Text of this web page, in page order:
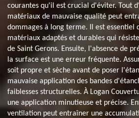
courantes qu'il est crucial d'éviter. Tout
matériaux de mauvaise qualité peut
dommages à long terme. Il est essentiel
matériaux adaptés et durables qui
de Saint Gerons. Ensuite, l'absence de
la surface est une erreur fréquente.
soit propre et sèche avant de poser
mauvaise application des bandes
faiblesses structurelles. À Logan
une application minutieuse et précise.
ventilation peut entraîner une